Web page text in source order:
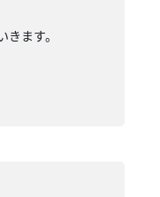
ます。